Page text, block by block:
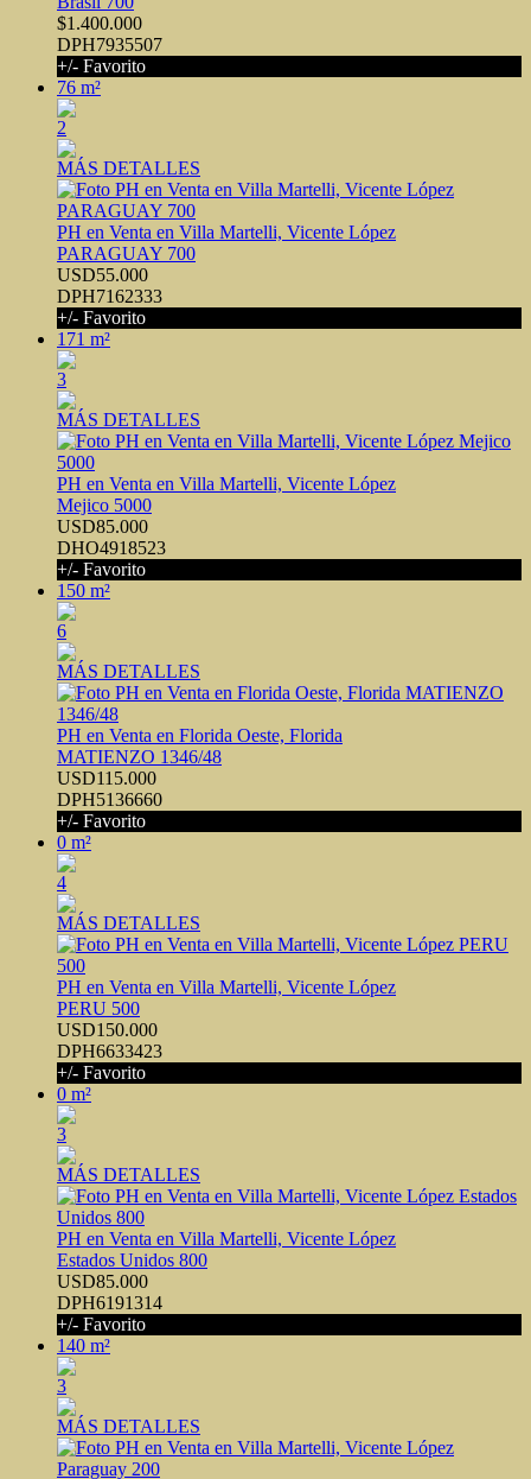
$1.400.000
DPH7935507
+/- Favorito
76 m²
2
MÁS DETALLES
PH en Venta en Villa Martelli, Vicente López
PARAGUAY 700
USD55.000
DPH7162333
+/- Favorito
171 m²
3
MÁS DETALLES
PH en Venta en Villa Martelli, Vicente López
Mejico 5000
USD85.000
DHO4918523
+/- Favorito
150 m²
6
MÁS DETALLES
PH en Venta en Florida Oeste, Florida
MATIENZO 1346/48
USD115.000
DPH5136660
+/- Favorito
0 m²
4
MÁS DETALLES
PH en Venta en Villa Martelli, Vicente López
PERU 500
USD150.000
DPH6633423
+/- Favorito
0 m²
3
MÁS DETALLES
PH en Venta en Villa Martelli, Vicente López
Estados Unidos 800
USD85.000
DPH6191314
+/- Favorito
140 m²
3
MÁS DETALLES